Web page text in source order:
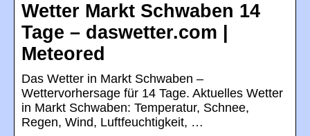
Wetter Markt Schwaben 14
Tage – daswetter.com |
Meteored
Das Wetter in Markt Schwaben –
Wettervorhersage für 14 Tage. Aktuelles Wetter
in Markt Schwaben: Temperatur, Schnee,
Regen, Wind, Luftfeuchtigkeit, …